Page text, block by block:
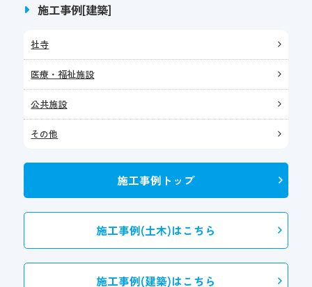
施工事例[建築]
社寺
医療・福祉施設
公共施設
その他
施工事例トップ
施工事例(土木)はこちら
施工事例(建築)はこちら